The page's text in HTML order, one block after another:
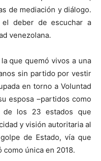
de mediación y diálogo.
el deber de escuchar a
venezolana.
que quemó vivos a una
sin partido por vestir
en torno a Voluntad
esposa –partidos como
de los 23 estados que
y visión autoritaria al
de Estado, vía que
única en 2018.